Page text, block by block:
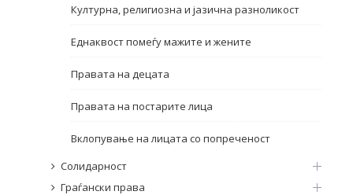
Културна, религиозна и јазична разноликост
Еднаквост помеѓу мажите и жените
Правата на децата
Правата на постарите лица
Вклопување на лицата со попреченост
Солидарност
Граѓански права